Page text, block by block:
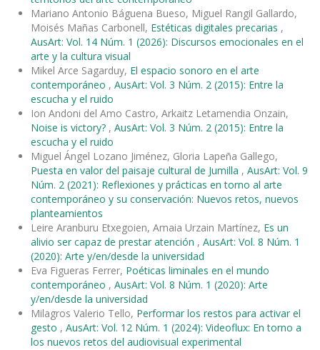
Mariano Antonio Báguena Bueso, Miguel Rangil Gallardo,
Moisés Mañas Carbonell, Estéticas digitales precarias ,
AusArt: Vol. 14 Núm. 1 (2026): Discursos emocionales en el
arte y la cultura visual
Mikel Arce Sagarduy, El espacio sonoro en el arte
contemporáneo , AusArt: Vol. 3 Núm. 2 (2015): Entre la
escucha y el ruido
Ion Andoni del Amo Castro, Arkaitz Letamendia Onzain,
Noise is victory? , AusArt: Vol. 3 Núm. 2 (2015): Entre la
escucha y el ruido
Miguel Ángel Lozano Jiménez, Gloria Lapeña Gallego,
Puesta en valor del paisaje cultural de Jumilla , AusArt: Vol. 9
Núm. 2 (2021): Reflexiones y prácticas en torno al arte
contemporáneo y su conservación: Nuevos retos, nuevos
planteamientos
Leire Aranburu Etxegoien, Amaia Urzain Martínez, Es un
alivio ser capaz de prestar atención , AusArt: Vol. 8 Núm. 1
(2020): Arte y/en/desde la universidad
Eva Figueras Ferrer, Poéticas liminales en el mundo
contemporáneo , AusArt: Vol. 8 Núm. 1 (2020): Arte
y/en/desde la universidad
Milagros Valerio Tello, Performar los restos para activar el
gesto , AusArt: Vol. 12 Núm. 1 (2024): Videoflux: En torno a
los nuevos retos del audiovisual experimental